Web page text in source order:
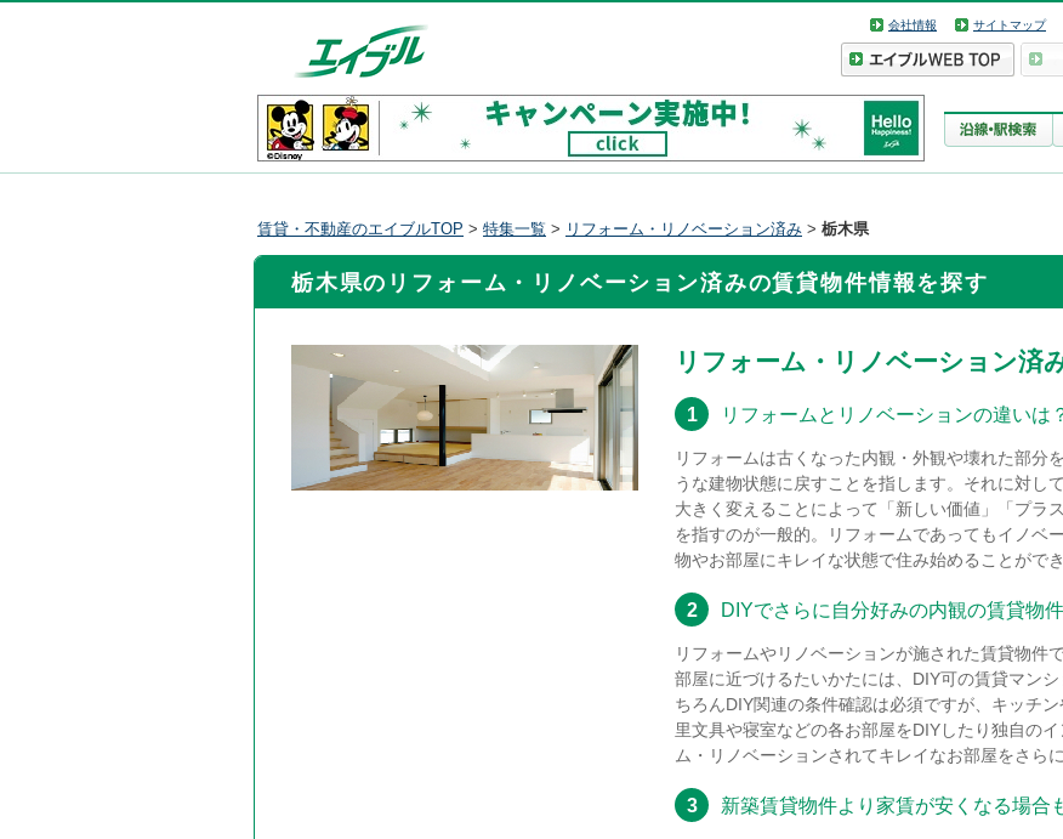
会社情報 サイトマップ
賃貸・不動産のエイブルTOP > 特集一覧 > リフォーム・リノベーション済み > 栃木県
栃木県のリフォーム・リノベーション済みの賃貸物件情報を探す
リフォーム・リノベーション済
1 リフォームとリノベーションの違いは
リフォームは古くなった内観・外観や壊れた部分
うな建物状態に戻すことを指します。それに対し
大きく変えることによって「新しい価値」「プラ
を指すのが一般的。リフォームであってもイノベ
物やお部屋にキレイな状態で住み始めることができ
2 DIYでさらに自分好みの内観の賃貸物
リフォームやリノベーションが施された賃貸物件
部屋に近づけるたいかたには、DIY可の賃貸マン
ちろんDIY関連の条件確認は必須ですが、キッチ
里文具や寝室などの各お部屋をDIYしたり独自の
ム・リノベーションされてキレイなお部屋をさら
3 新築賃貸物件より家賃が安くなる場合